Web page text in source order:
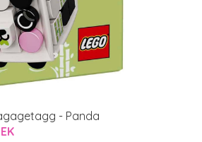
- Panda